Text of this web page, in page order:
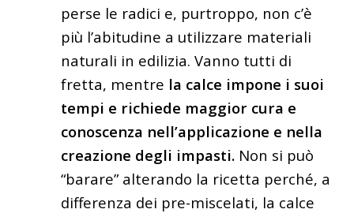
perse le radici e, purtroppo, non c’è
più l’abitudine a utilizzare materiali
naturali in edilizia. Vanno tutti di
fretta, mentre la calce impone i suoi
tempi e richiede maggior cura e
conoscenza nell’applicazione e nella
creazione degli impasti. Non si può
“barare” alterando la ricetta perché, a
differenza dei pre-miscelati, la calce